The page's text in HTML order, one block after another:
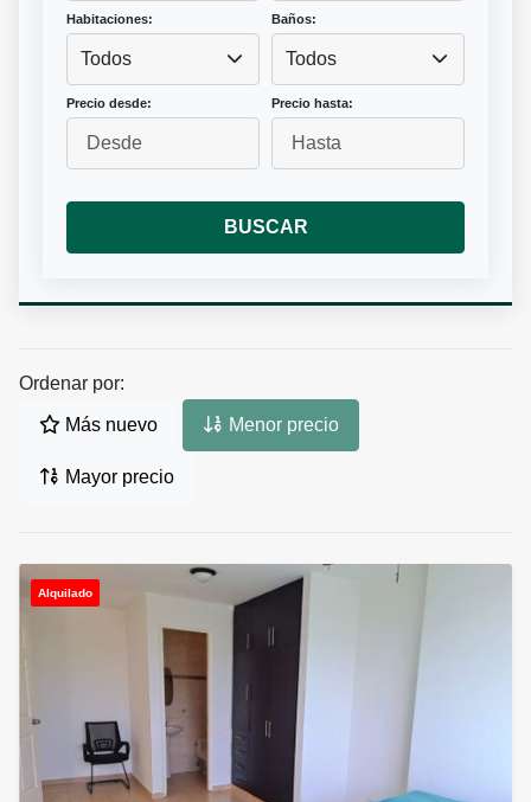
Habitaciones:
Todos
Baños:
Todos
Precio desde: Precio hasta:
BUSCAR
Ordenar por:
Más nuevo Menor precio
Mayor precio
Alquilado